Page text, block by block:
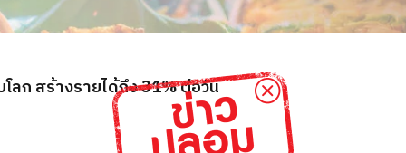
ลก สร้างรายได้ถึง 31% ต่อวัน